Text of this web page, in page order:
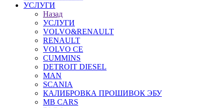
УСЛУГИ
Назад
УСЛУГИ
VOLVO&RENAULT
RENAULT
VOLVO CE
CUMMINS
DETROIT DIESEL
MAN
SCANIA
КАЛИБРОВКА ПРОШИВОК ЭБУ
MB CARS